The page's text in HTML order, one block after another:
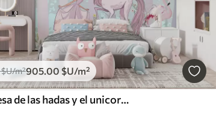
$U/m²905.00 $U/m²
La princesa de las hadas y el unicornio